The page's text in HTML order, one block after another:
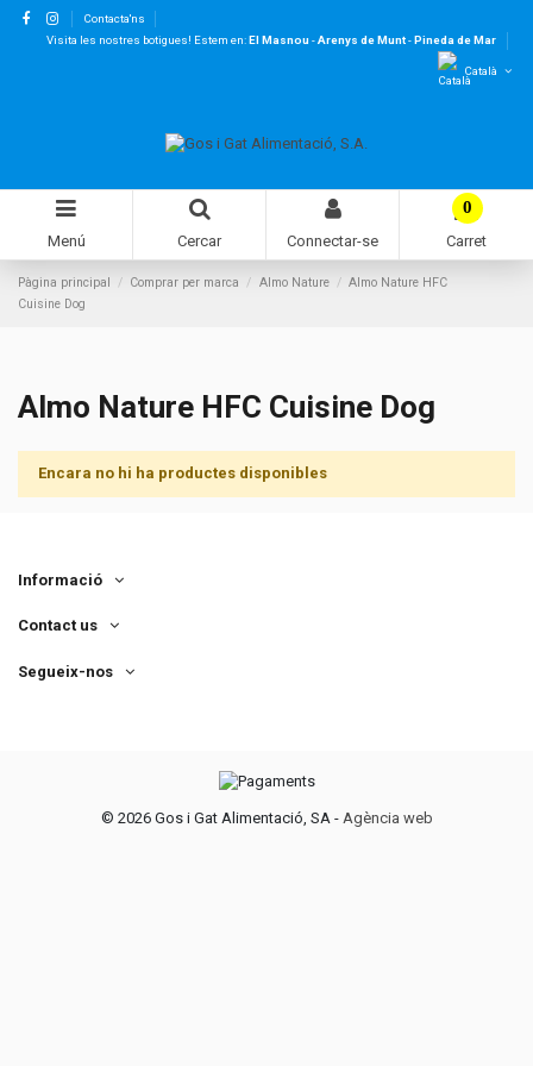
Contacta'ns
Visita les nostres botigues! Estem en:El Masnou-Arenys de Munt-Pineda de Mar
Català
Menú Cercar Connectar-se
0
Carret
Pàgina principal Comprar per marca Almo Nature
Almo Nature HFC
Cuisine Dog
Almo Nature HFC Cuisine Dog
Encara no hi ha productes disponibles
Informació
Contact us
Segueix-nos
© 2026 Gos i Gat Alimentació, SA - Agència web